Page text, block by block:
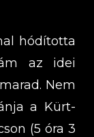
hódította
az idei
Nem
a Kürt-
(5 óra 3